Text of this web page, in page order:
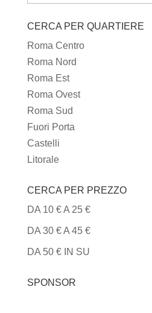
TIPI
DI
CUCINA
CERCA PER QUARTIERE
Roma Centro
Roma Nord
Roma Est
Roma Ovest
Roma Sud
Fuori Porta
Castelli
Litorale
CERCA PER PREZZO
DA 10 € A 25 €
DA 30 € A 45 €
DA 50 € IN SU
SPONSOR